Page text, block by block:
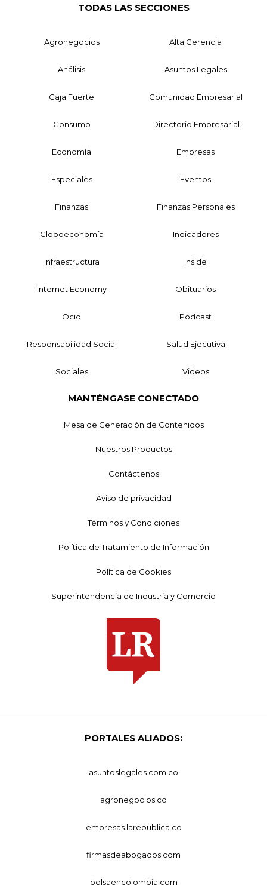
TODAS LAS SECCIONES
Agronegocios Alta Gerencia
Análisis Asuntos Legales
Caja Fuerte Comunidad Empresarial
Consumo Directorio Empresarial
Economía Empresas
Especiales Eventos
Finanzas Finanzas Personales
Globoeconomía Indicadores
Infraestructura Inside
Internet Economy Obituarios
Ocio Podcast
Responsabilidad Social Salud Ejecutiva
Sociales Videos
MANTÉNGASE CONECTADO
Mesa de Generación de Contenidos
Nuestros Productos
Contáctenos
Aviso de privacidad
Términos y Condiciones
Política de Tratamiento de Información
Política de Cookies
Superintendencia de Industria y Comercio
PORTALES ALIADOS:
asuntoslegales.com.co
agronegocios.co
empresas.larepublica.co
firmasdeabogados.com
bolsaencolombia.com